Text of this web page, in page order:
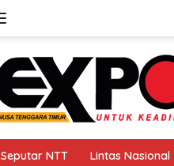
Seputar NTT Lintas Nasional